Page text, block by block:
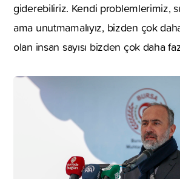
giderebiliriz. Kendi problemlerimiz,
ama unutmamalıyız, bizden çok
olan insan sayısı bizden çok daha